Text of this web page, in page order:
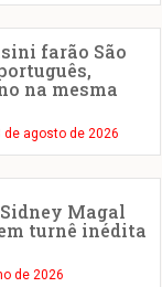
farão São
na mesma
de agosto de 2026
Magal
turnê inédita
de 2026